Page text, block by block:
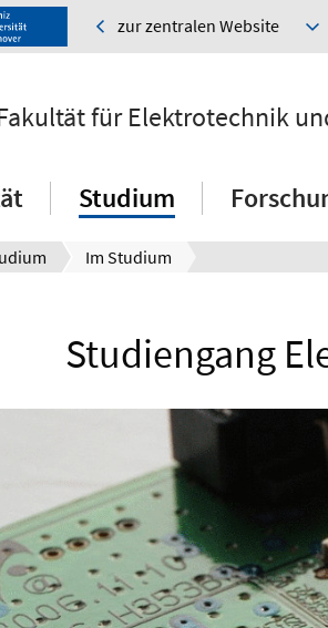
zur zentralen Website
für Elektrotechnik
Studium
Im Studium
Studiengang